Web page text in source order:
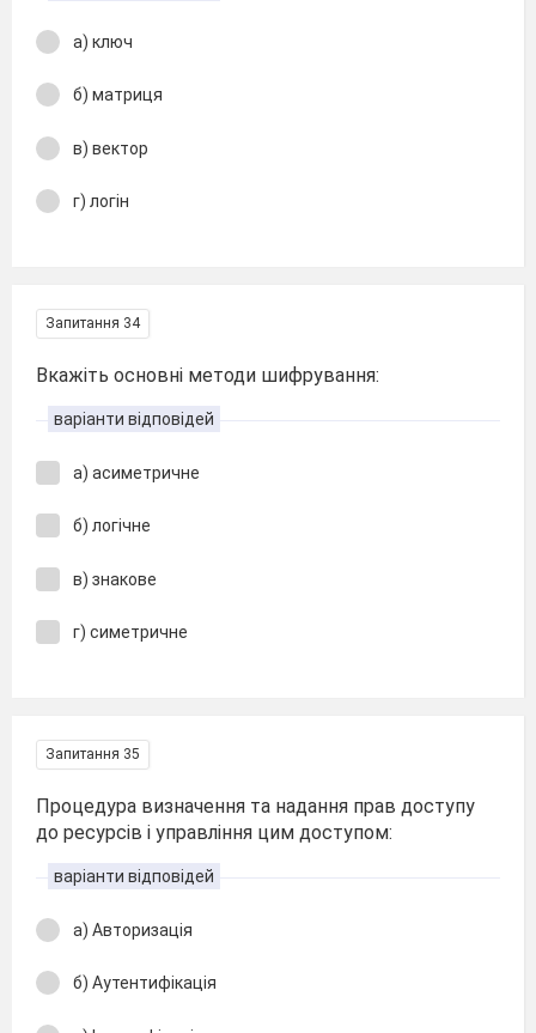
а) ключ
б) матриця
в) вектор
г) логін
Запитання 34
Вкажіть основні методи шифрування:
варіанти відповідей
а) асиметричне
б) логічне
в) знакове
г) симетричне
Запитання 35
Процедура визначення та надання прав доступу
до ресурсів і управління цим доступом:
варіанти відповідей
а) Авторизація
б) Аутентифікація